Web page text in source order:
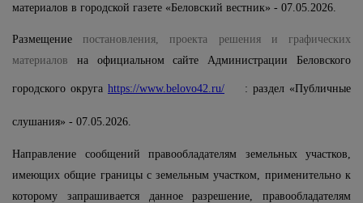
материалов в городской газете «Беловский вестник» - 07.05.2026.
Размещение постановления, проекта решения и графических
материалов на официальном сайте Администрации Беловского
городского округа https://www.belovo42.ru/ : раздел «Публичные
слушания» - 07.05.2026.
Направление сообщений правообладателям земельных участков,
имеющих общие границы с земельным участком, применительно к
которому запрашивается данное разрешение, правообладателям